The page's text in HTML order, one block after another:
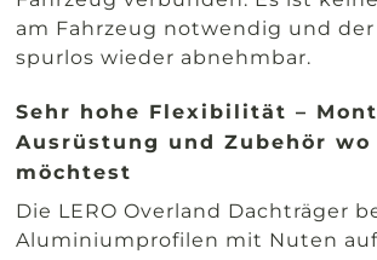
am Fahrzeug notwendig und der
spurlos wieder abnehmbar.
Sehr hohe Flexibilität –
Ausrüstung und Zubehör wo
möchtest
Die LERO Overland Dachträger
Aluminiumprofilen mit Nuten